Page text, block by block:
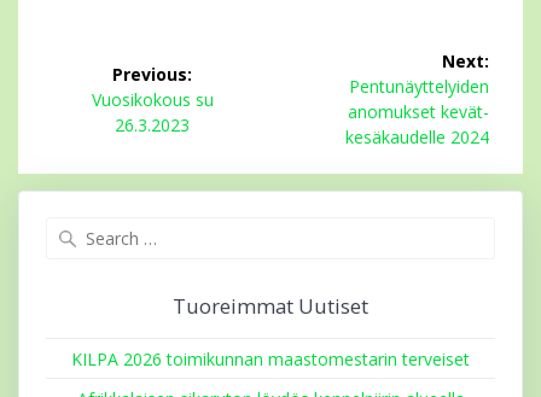
selausPrevious:
Previous
post:
Vuosikokous su
26.3.2023
Next:
Next
post:
Pentunäyttelyiden
anomukset kevät-
kesäkaudelle 2024
Tuoreimmat Uutiset
KILPA 2026 toimikunnan maastomestarin terveiset